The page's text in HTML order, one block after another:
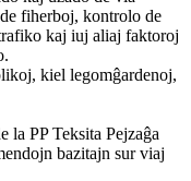
fiherboj, kontrolo de
kaj iuj aliaj faktoroj
kiel legomĝardenoj,
la PP Teksita Pejzaĝa
bazitajn sur viaj